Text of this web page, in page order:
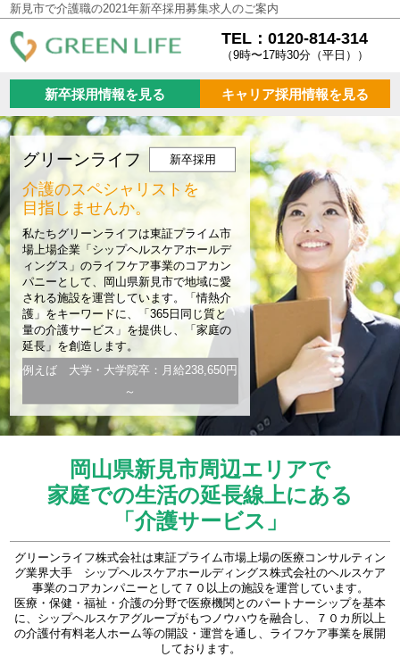
新見市で介護職の2021年新卒採用募集求人のご案内
TEL：0120-814-314
（9時〜17時30分（平日））
新卒採用情報を見る キャリア採用情報を見る
グリーンライフ 新卒採用
介護のスペシャリストを
目指しませんか。
私たちグリーンライフは東証プライム市
場上場企業「シップヘルスケアホールデ
ィングス」のライフケア事業のコアカン
パニーとして、岡山県新見市で地域に愛
される施設を運営しています。「情熱介
護」をキーワードに、「365日同じ質と
量の介護サービス」を提供し、「家庭の
延長」を創造します。
例えば 大学・大学院卒：月給238,650円
～
岡山県新見市周辺エリアで
家庭での生活の延長線上にある
「介護サービス」
グリーンライフ株式会社は東証プライム市場上場の医療コンサルティン
グ業界大手 シップヘルスケアホールディングス株式会社のヘルスケア
事業のコアカンパニーとして７０以上の施設を運営しています。
医療・保健・福祉・介護の分野で医療機関とのパートナーシップを基本
に、シップヘルスケアグループがもつノウハウを融合し、７０カ所以上
の介護付有料老人ホーム等の開設・運営を通し、ライフケア事業を展開
しております。